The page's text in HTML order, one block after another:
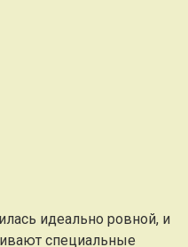
идеально ровной, и
специальные